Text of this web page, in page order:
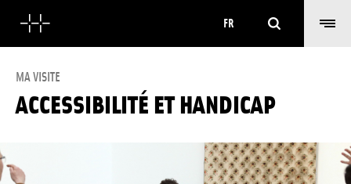
Rechercher
FR
MA VISITE
ACCESSIBILITÉ ET HANDICAP